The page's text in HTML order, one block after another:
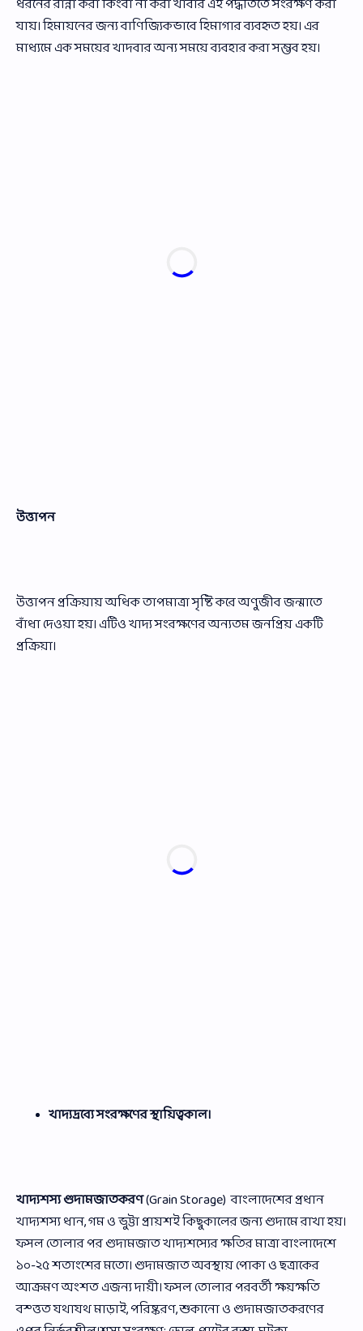
ধরনের রান্না করা কিংবা না করা খাবার এই পদ্ধতিতে সংরক্ষণ করা
যায়। হিমায়নের জন্য বাণিজ্যিকভাবে হিমাগার ব্যবহৃত হয়। এর
মাধ্যমে এক সময়ের খাদবার অন্য সময়ে ব্যবহার করা সম্ভব হয়।
উত্তাপন
উত্তাপন প্রক্রিয়ায় অধিক তাপমাত্রা সৃষ্টি করে অণুজীব জন্মাতে
বাঁধা দেওয়া হয়। এটিও খাদ্য সংরক্ষণের অন্যতম জনপ্রিয় একটি
প্রক্রিয়া।
খাদ্যদ্রব্যে সংরক্ষণের স্থায়িত্বকাল।
খাদ্যশস্য গুদামজাতকরণ(Grain Storage) বাংলাদেশের প্রধান
খাদ্যশস্য ধান, গম ও ভুট্টা প্রায়শই কিছুকালের জন্য গুদামে রাখা হয়।
ফসল তোলার পর গুদামজাত খাদ্যশস্যের ক্ষতির মাত্রা বাংলাদেশে
১০-২৫ শতাংশের মতো। গুদামজাত অবস্থায় পোকা ও ছত্রাকের
আক্রমণ অংশত এজন্য দায়ী। ফসল তোলার পরবর্তী ক্ষয়ক্ষতি
বস্ত্তত যথাযথ মাড়াই, পরিষ্করণ, শুকানো ও গুদামজাতকরণের